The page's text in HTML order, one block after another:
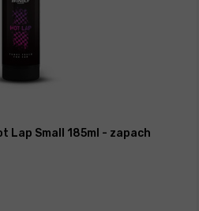
Lap Small 185ml - zapach